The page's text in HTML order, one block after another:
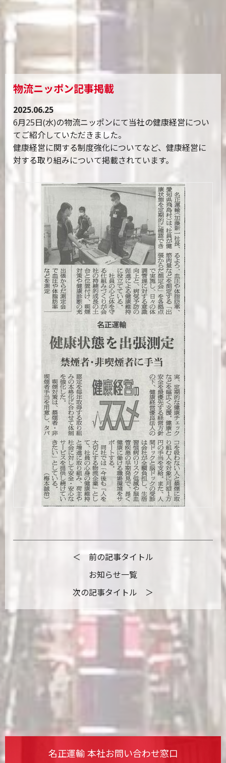
物流ニッポン記事掲載
2025.06.25
6月25日(水)の物流ニッポンにて当社の健康経営につい
てご紹介していただきました。
健康経営に関する制度強化についてなど、健康経営に
対する取り組みについて掲載されています。
＜ 前の記事タイトル
お知らせ一覧
次の記事タイトル ＞
名正運輸 本社お問い合わせ窓口